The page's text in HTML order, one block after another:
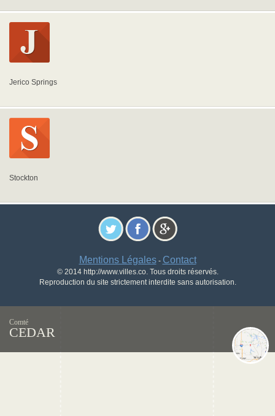
Jerico Springs
Stockton
Mentions Légales- Contact
© 2014 http://www.villes.co. Tous droits réservés.
Reproduction du site strictement interdite sans autorisation.
Comté
CEDAR